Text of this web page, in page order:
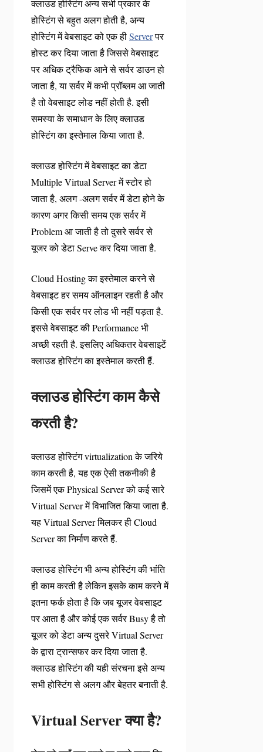
क्लाउड होस्टिंग अन्य सभी प्रकार के
होस्टिंग से बहुत अलग होती है, अन्य
होस्टिंग में वेबसाइट को एक हीServerपर
होस्ट कर दिया जाता है जिससे वेबसाइट
पर अधिक ट्रैफिक आने से सर्वर डाउन हो
जाता है, या सर्वर में कभी प्रॉब्लम आ जाती
है तो वेबसाइट लोड नहीं होती है. इसी
समस्या के समाधान के लिए क्लाउड
होस्टिंग का इस्तेमाल किया जाता है.
क्लाउड होस्टिंग में वेबसाइट का डेटा
Multiple Virtual Server में स्टोर हो
जाता है, अलग -अलग सर्वर में डेटा होने के
कारण अगर किसी समय एक सर्वर में
Problem आ जाती है तो दुसरे सर्वर से
यूजर को डेटा Serve कर दिया जाता है.
Cloud Hosting का इस्तेमाल करने से
वेबसाइट हर समय ऑनलाइन रहती है और
किसी एक सर्वर पर लोड भी नहीं पड़ता है.
इससे वेबसाइट की Performance भी
अच्छी रहती है. इसलिए अधिकतर वेबसाइटें
क्लाउड होस्टिंग का इस्तेमाल करती हैं.
क्लाउड होस्टिंग काम कैसे
करती है?
क्लाउड होस्टिंग virtualization के जरिये
काम करती है, यह एक ऐसी तकनीकी है
जिसमें एक Physical Server को कई सारे
Virtual Server में विभाजित किया जाता है.
यह Virtual Server मिलकर ही Cloud
Server का निर्माण करते हैं.
क्लाउड होस्टिंग भी अन्य होस्टिंग की भांति
ही काम करती है लेकिन इसके काम करने में
इतना फर्क होता है कि जब यूजर वेबसाइट
पर आता है और कोई एक सर्वर Busy है तो
यूजर को डेटा अन्य दुसरे Virtual Server
के द्वारा ट्रान्सफर कर दिया जाता है.
क्लाउड होस्टिंग की यही संरचना इसे अन्य
सभी होस्टिंग से अलग और बेहतर बनाती है.
Virtual Server क्या है?